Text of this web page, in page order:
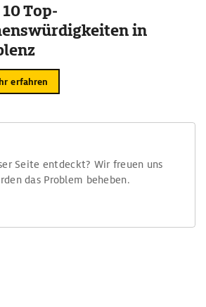
Top-
in
erfahren
Seite entdeckt? Wir freuen uns
das Problem beheben.